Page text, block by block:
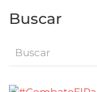
Buscar